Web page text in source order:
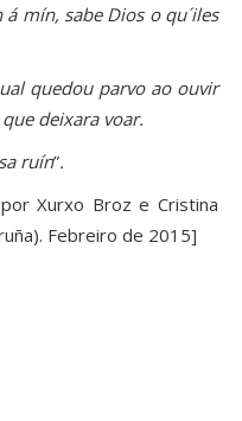
mín, sabe Dios o qu´iles
quedou parvo ao ouvir
deixara voar.
ruín”.
Xurxo Broz e Cristina
Febreiro de 2015]